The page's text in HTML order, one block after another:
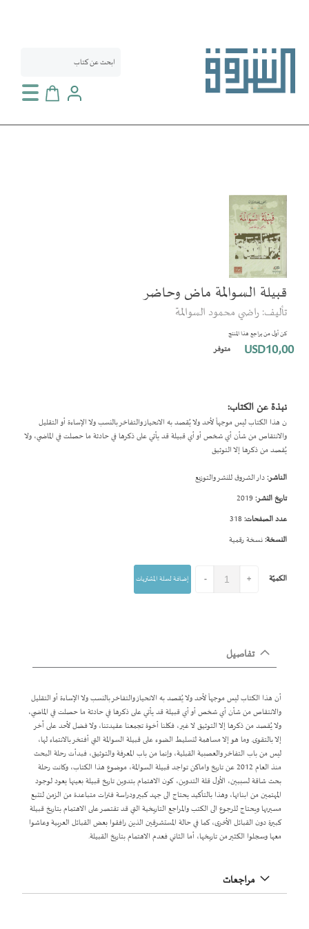
سلة التسوق
قبيلة السوالمة ماض وحاضر
تأليف: راضي محمود السوالمة
كن أول من يراجع هذا المنتج
USD10٫00 متوفر
نبذة عن الكتاب:
ن هذا الكتاب ليس موجهاً لأحد ولا يُقصد به الانحياز والتفاخر بالنسب ولا الإساءة أو التقليل
والانتقاص من شأن أي شخص أو أي قبيلة قد يأتي على ذكرها في حادثة ما حصلت في الماضي، ولا
يُقصد من ذكرها إلا التوثيق
الناشر:دار الشروق للنشر والتوزيع
تاريخ النشر:
عدد الصفحات:
النسخة:نسخة رقمية
الكميّة - + إضافة لسلة المشتريات
انتقل
إلى
النهاية
معرض
الصور
تخطي
إلى
بداية
معرض
الصور
تفاصيل
أن هذا الكتاب ليس موجهاً لأحد ولا يُقصد به الانحياز والتفاخر بالنسب ولا الإساءة أو التقليل
والانتقاص من شأن أي شخص أو أي قبيلة قد يأتي على ذكرها في حادثة ما حصلت في الماضي،
ولا يُقصد من ذكرها إلا التوثيق لا غير، فكلنا أخوة تجمعنا عقيدتنا، ولا فضل لأحد على آخر
إلا بالتقوى. وما هو إلا مساهمة لتسليط الضوء على قبيلة السوالمة التي أفتخر بالانتماء لها،
ليس من باب التفاخر والعصبية القبلية، وإنما من باب المعرفة والتوثيق، فبدأت رحلة البحث
منذ العام 2012 عن تاريخ واماكن تواجد قبيلة السوالمة، موضوع هذا الكتاب، وكانت رحلة
بحث شاقة لسببين، الأول قلة التدوين، كون الاهتمام بتدوين تاريخ قبيلة بعينها يعود لوجود
المهتمين من ابنائها، وهذا بالتأكيد يحتاج الى جهد كبير ودراسة فترات متباعدة من الزمن لتتبع
مسيرتها ويحتاج للرجوع الى الكتب والمراجع التاريخية التي قد تقتصر على الاهتمام بتاريخ قبيلة
كبيرة دون القبائل الأخرى، كما في حالة المستشرقين الذين رافقوا بعض القبائل العربية وعاشوا
معها وسجلوا الكثير من تاريخها، أما الثاني فعدم الاهتمام بتاريخ القبيلة.
مراجعات